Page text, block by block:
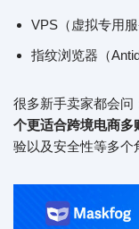
VPS（虚拟专用服
指纹浏览器（
很多新手卖家都会问
个更适合跨境电商多
验以及安全性等多个